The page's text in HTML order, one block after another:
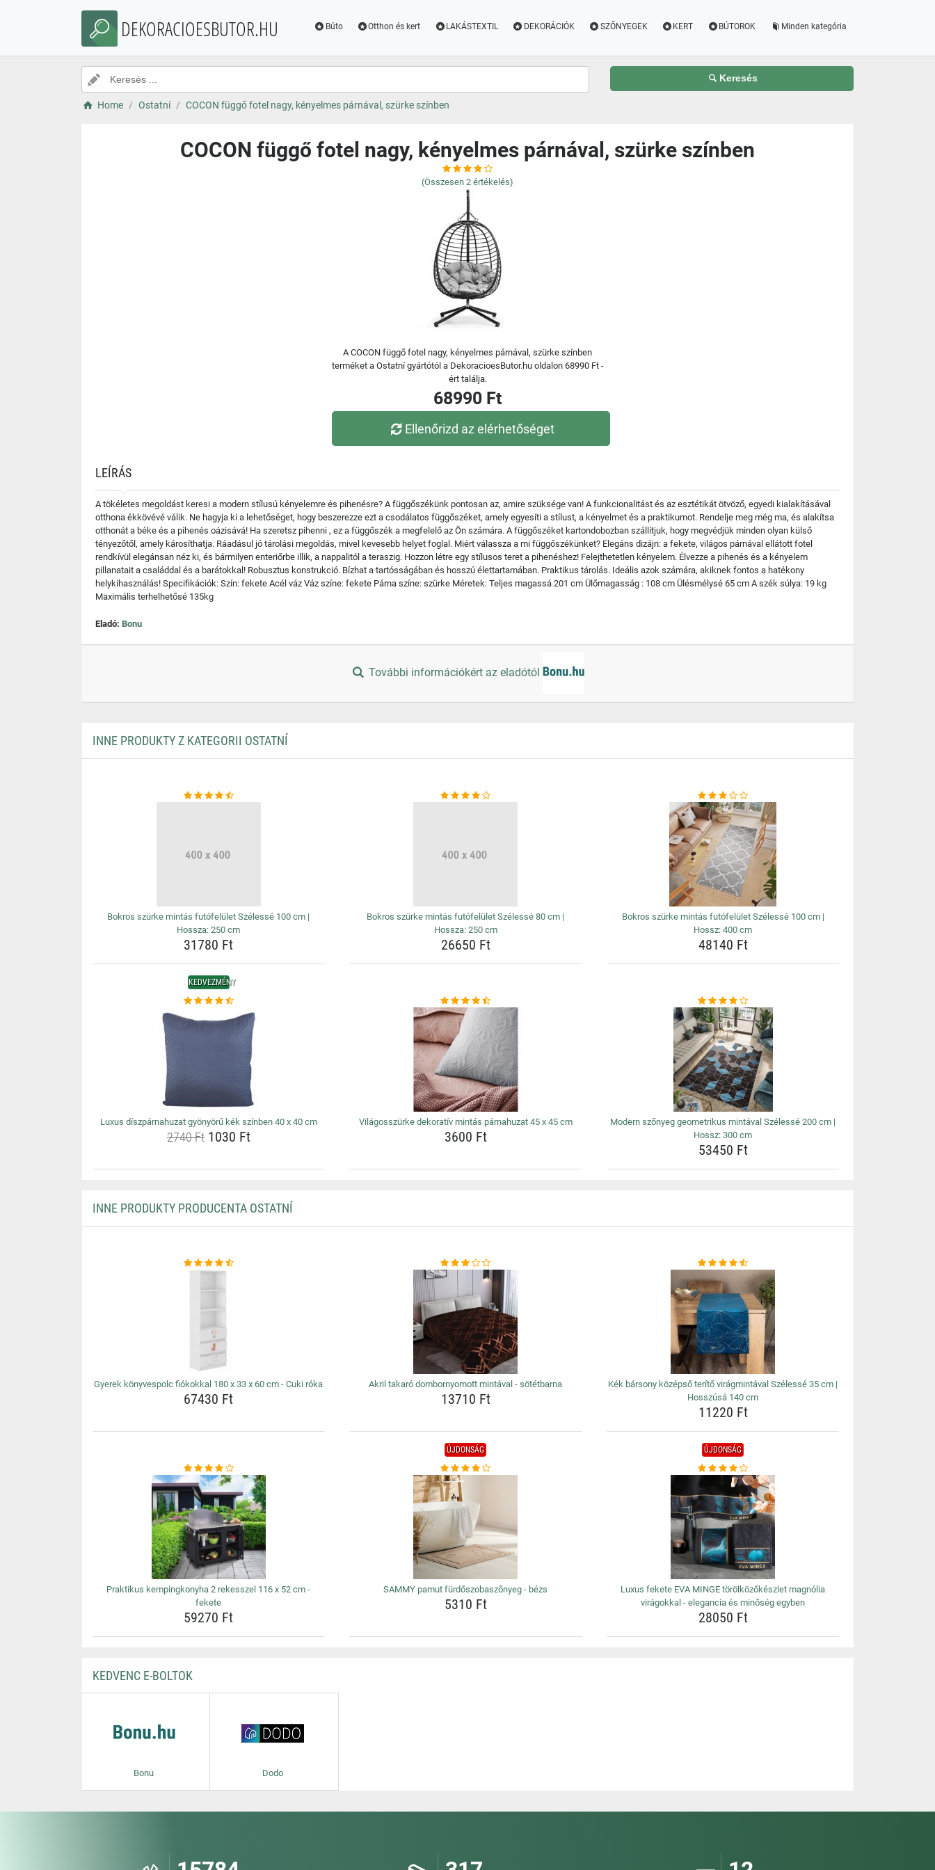
DEKORACIOESBUTOR.HU Búto Otthon és kert LAKÁSTEXTIL DEKORÁCIÓK SZŐNYEGEK KERT BÚTOROK Minden kategória
Keresés
Home Ostatní COCON függő fotel nagy, kényelmes párnával, szürke színben
COCON függő fotel nagy, kényelmes párnával, szürke színben
(Összesen 2 értékelés)
A COCON függő fotel nagy, kényelmes párnával, szürke színben
terméket a Ostatní gyártótól a DekoracioesButor.hu oldalon 68990 Ft -
ért találja.
68990 Ft
Ellenőrizd az elérhetőséget
LEÍRÁS
A tökéletes megoldást keresi a modern stílusú kényelemre és pihenésre? A függőszékünk pontosan az, amire szüksége van! A funkcionalitást és az esztétikát ötvöző, egyedi kialakításával
otthona ékkövévé válik. Ne hagyja ki a lehetőséget, hogy beszerezze ezt a csodálatos függőszéket, amely egyesíti a stílust, a kényelmet és a praktikumot. Rendelje meg még ma, és alakítsa
otthonát a béke és a pihenés oázisává! Ha szeretsz pihenni , ez a függőszék a megfelelő az Ön számára. A függőszéket kartondobozban szállítjuk, hogy megvédjük minden olyan külső
tényezőtől, amely károsíthatja. Ráadásul jó tárolási megoldás, mivel kevesebb helyet foglal. Miért válassza a mi függőszékünket? Elegáns dizájn: a fekete, világos párnával ellátott fotel
rendkívül elegánsan néz ki, és bármilyen enteriőrbe illik, a nappalitól a teraszig. Hozzon létre egy stílusos teret a pihenéshez! Felejthetetlen kényelem. Élvezze a pihenés és a kényelem
pillanatait a családdal és a barátokkal! Robusztus konstrukció. Bízhat a tartósságában és hosszú élettartamában. Praktikus tárolás. Ideális azok számára, akiknek fontos a hatékony
helykihasználás! Specifikációk: Szín: fekete Acél váz Váz színe: fekete Párna színe: szürke Méretek: Teljes magassá 201 cm Ülőmagasság : 108 cm Ülésmélysé 65 cm A szék súlya: 19 kg
Maximális terhelhetősé 135kg
Eladó: Bonu
További információkért az eladótól
INNE PRODUKTY Z KATEGORII OSTATNÍ
Bokros szürke mintás futófelület Szélessé 100 cm |
Hossza: 250 cm
31780 Ft
Bokros szürke mintás futófelület Szélessé 80 cm |
Hossza: 250 cm
26650 Ft
Bokros szürke mintás futófelület Szélessé 100 cm |
Hossz: 400 cm
48140 Ft
KEDVEZMÉNY
Luxus díszpárnahuzat gyönyörű kék színben 40 x 40 cm
2740 Ft1030 Ft
Világosszürke dekoratív mintás párnahuzat 45 x 45 cm
3600 Ft
Modern szőnyeg geometrikus mintával Szélessé 200 cm |
Hossz: 300 cm
53450 Ft
INNE PRODUKTY PRODUCENTA OSTATNÍ
Gyerek könyvespolc fiókokkal 180 x 33 x 60 cm - Cuki róka
67430 Ft
Akril takaró dombornyomott mintával - sötétbarna
13710 Ft
Kék bársony középső terítő virágmintával Szélessé 35 cm |
Hosszúsá 140 cm
11220 Ft
Praktikus kempingkonyha 2 rekesszel 116 x 52 cm -
fekete
59270 Ft
ÚJDONSÁG
SAMMY pamut fürdőszobaszőnyeg - bézs
5310 Ft
ÚJDONSÁG
Luxus fekete EVA MINGE törölközőkészlet magnólia
virágokkal - elegancia és minőség egyben
28050 Ft
KEDVENC E-BOLTOK
Bonu Dodo